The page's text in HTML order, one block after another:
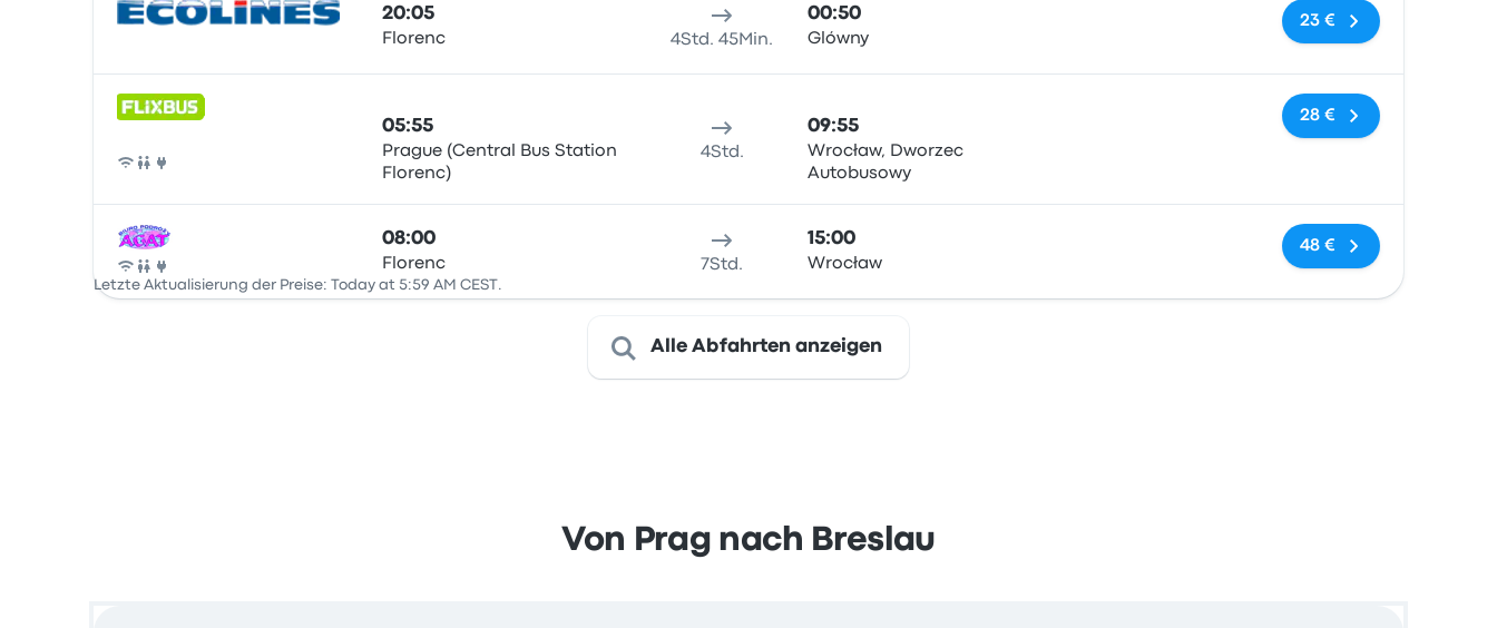
20:05
Florenc 4Std. 45Min.
00:50
Glówny
Keine Tags
23 €
Bus
05:55
Prague (Central Bus Station
Florenc)
4Std.
09:55
Wrocław, Dworzec
Autobusowy
Keine Tags
28 €
Bus
08:00
Florenc 7Std.
15:00
Wrocław
Keine Tags
48 €
Letzte Aktualisierung der Preise: Today at 5:59 AM CEST.
Alle Abfahrten anzeigen
Von Prag nach Breslau